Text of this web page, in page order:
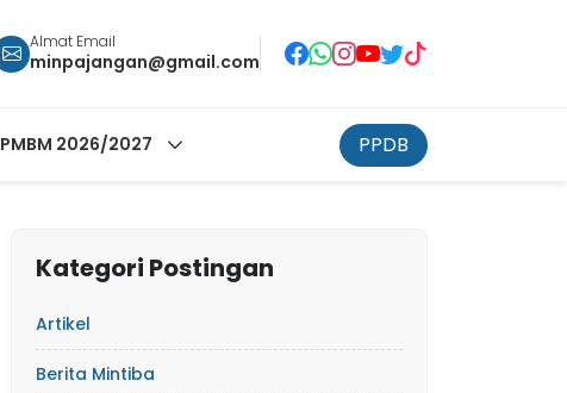
Almat Email
minpajangan@gmail.com
PMBM 2026/2027 PPDB
Kategori Postingan
Artikel
Berita Mintiba